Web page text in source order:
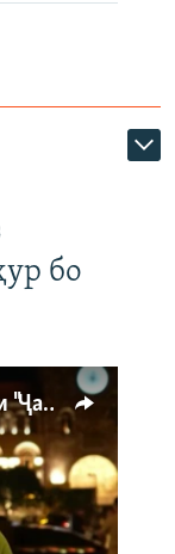
бо
Ҳаводории арманиҳо аз пирӯзии "Ҷаллод"-и тоҷик